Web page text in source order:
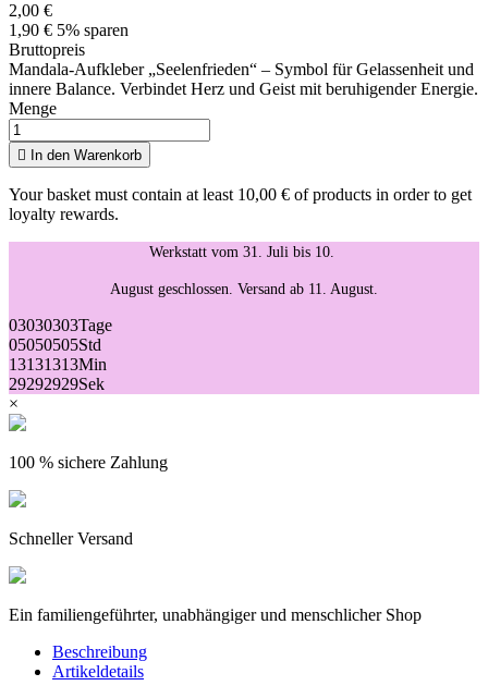
2,00 €
1,90 € 5% sparen
Bruttopreis
Mandala-Aufkleber „Seelenfrieden“ – Symbol für Gelassenheit und
innere Balance. Verbindet Herz und Geist mit beruhigender Energie.
Menge
 In den Warenkorb
Your basket must contain at least 10,00 € of products in order to get
loyalty rewards.
Werkstatt vom 31. Juli bis 10.
August geschlossen. Versand ab 11. August.
03030303Tage
05050505Std
13131313Min
29292929Sek
×
100 % sichere Zahlung
Schneller Versand
Ein familiengeführter, unabhängiger und menschlicher Shop
Beschreibung
Artikeldetails